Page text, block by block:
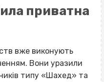
приватна
вже виконують
Вони уразили
типу «Шахед» та